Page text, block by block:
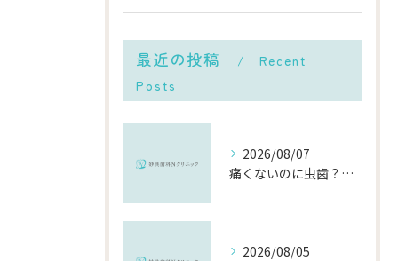
最近の投稿
Recent
Posts
2026/08/07
痛くないのに虫歯？「痛みのない虫歯」が進行する理由と発見方法
2026/08/05